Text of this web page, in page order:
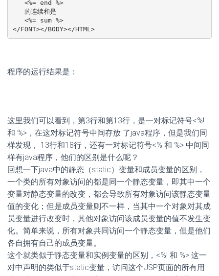
   <%= end %>
   的连续和是
   <%= sum %>
</FONT></BODY></HTML>
程序的运行结果是：
这里我们可以看到，第3行和第13行，是一对标记符号<%!
和 %>，在这对标记符号中间存放 了java程序，但是我们同
样发现， 13行和18行，还有一对标记符号<% 和 %> 中间同
样有java程序，他们的区别是什么呢？
回想一下java中的静态（static）变量和成员变量的区别，
一个类的所有对象访问的都是同一个静态变量，即其中一个
变量对静态变量的改变，都会导致所有对象访问该静态变量
值的变化；但是成员变量则不一样，当其中一个对象对其成
员变量进行改变时，其他对象访问该成员变量的值不发生变
化。简单来说，所有对象共同访问一个静态变量，但是他们
各自拥有自己的成员变量。
这个就类似于静态变量和实例变量的区别，<%! 和 %> 这一
对中声明的类似于static变量，访问这个JSP页面的所有用